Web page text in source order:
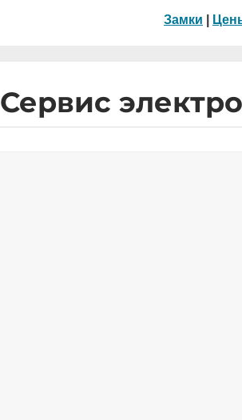
Замки
Сервис